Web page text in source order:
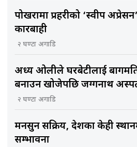
पोखरामा प्रहरीको ‘स्वीप
कारबाही
२ घण्टा अगाडि
अध्यक्ष ओलीले घरबेटीलाई
बनाउन खोजेपछि जग्गनाथ
२ घण्टा अगाडि
मनसुन सक्रिय, देशका केही
सम्भावना